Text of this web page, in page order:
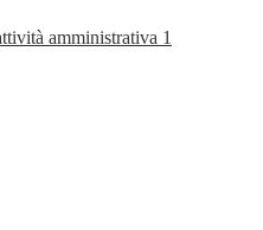
amministrativa 1